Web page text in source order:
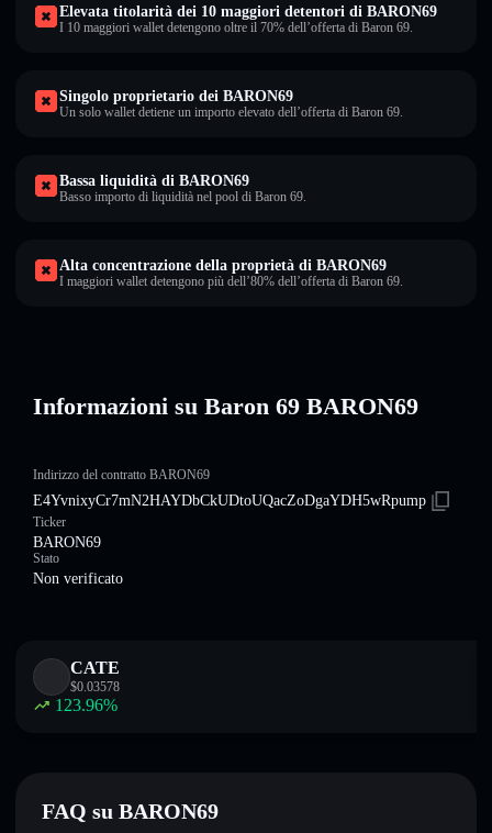
Elevata titolarità dei 10 maggiori detentori di BARON69
I 10 maggiori wallet detengono oltre il 70% dell’offerta di Baron 69.
Singolo proprietario dei BARON69
Un solo wallet detiene un importo elevato dell’offerta di Baron 69.
Bassa liquidità di BARON69
Basso importo di liquidità nel pool di Baron 69.
Alta concentrazione della proprietà di BARON69
I maggiori wallet detengono più dell’80% dell’offerta di Baron 69.
Informazioni su Baron 69 BARON69
Indirizzo del contratto BARON69
E4YvnixyCr7mN2HAYDbCkUDtoUQacZoDgaYDH5wRpump
Ticker
BARON69
Stato
Non verificato
CATE
$0.03578
123.96%
FAQ su BARON69